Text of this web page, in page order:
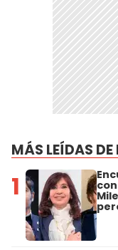
MÁS LEÍDAS DE
1